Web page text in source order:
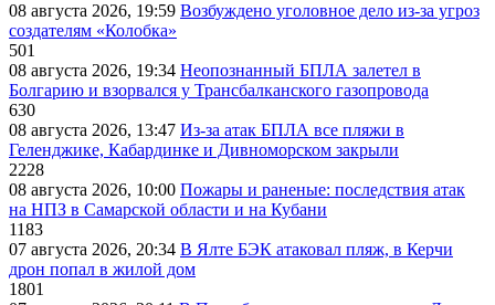
08 августа 2026, 19:59 Возбуждено уголовное дело из-за угроз
создателям «Колобка»
501
08 августа 2026, 19:34 Неопознанный БПЛА залетел в
Болгарию и взорвался у Трансбалканского газопровода
630
08 августа 2026, 13:47 Из-за атак БПЛА все пляжи в
Геленджике, Кабардинке и Дивноморском закрыли
2228
08 августа 2026, 10:00 Пожары и раненые: последствия атак
на НПЗ в Самарской области и на Кубани
1183
07 августа 2026, 20:34 В Ялте БЭК атаковал пляж, в Керчи
дрон попал в жилой дом
1801